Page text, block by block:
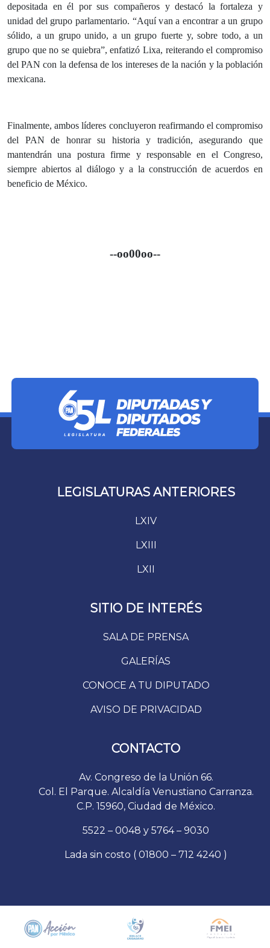
depositada en él por sus compañeros y destacó la fortaleza y
unidad del grupo parlamentario. “Aquí van a encontrar a un grupo
sólido, a un grupo unido, a un grupo fuerte y, sobre todo, a un
grupo que no se quiebra”, enfatizó Lixa, reiterando el compromiso
del PAN con la defensa de los intereses de la nación y la población
mexicana.
Finalmente, ambos líderes concluyeron reafirmando el compromiso
del PAN de honrar su historia y tradición, asegurando que
mantendrán una postura firme y responsable en el Congreso,
siempre abiertos al diálogo y a la construcción de acuerdos en
beneficio de México.
--oo00oo--
LEGISLATURAS ANTERIORES
LXIV
LXIII
LXII
SITIO DE INTERÉS
SALA DE PRENSA
GALERÍAS
CONOCE A TU DIPUTADO
AVISO DE PRIVACIDAD
CONTACTO
Av. Congreso de la Unión 66.
Col. El Parque. Alcaldía Venustiano Carranza.
C.P. 15960, Ciudad de México.
5522 – 0048 y 5764 – 9030
Lada sin costo ( 01800 – 712 4240 )